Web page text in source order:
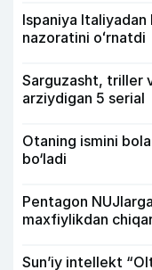
Ispaniya
nazoratini oʻrnatdi
Sarguzasht, triller
arziydigan 5 serial
Otaning ismini
bo‘ladi
Pentagon
maxfiylikdan
Sun’iy intellekt